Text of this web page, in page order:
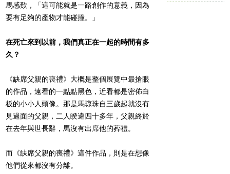
馬感歎，「這可能就是一路創作的意義，因為
要有足夠的產物才能碰撞。」
在死亡來到以前，我們真正在一起的時間有多
久？
《缺席父親的喪禮》大概是整個展覽中最搶眼
的作品，遠看的一點點黑色，近看都是密佈白
板的小小人頭像。那是馬琼珠自三歲起就沒有
見過面的父親，二人睽違四十多年，父親終於
在去年與世長辭，馬沒有出席他的葬禮。
而《缺席父親的喪禮》這件作品，則是在想像
他們從來都沒有分離。